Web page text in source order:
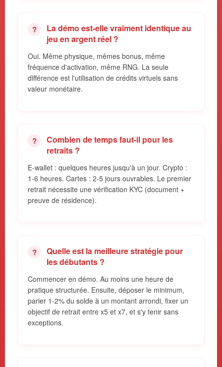
La démo est-elle vraiment identique au
jeu en argent réel ?
Oui. Même physique, mêmes bonus, même
fréquence d'activation, même RNG. La seule
différence est l'utilisation de crédits virtuels sans
valeur monétaire.
Combien de temps faut-il pour les
retraits ?
E-wallet : quelques heures jusqu'à un jour. Crypto :
1-6 heures. Cartes : 2-5 jours ouvrables. Le premier
retrait nécessite une vérification KYC (document +
preuve de résidence).
Quelle est la meilleure stratégie pour
les débutants ?
Commencer en démo. Au moins une heure de
pratique structurée. Ensuite, déposer le minimum,
parier 1-2% du solde à un montant arrondi, fixer un
objectif de retrait entre x5 et x7, et s'y tenir sans
exceptions.